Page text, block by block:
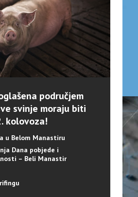
područjem
svinje moraju biti
kolovoza!
u Belom Manastiru
Dana pobjede i
– Beli Manastir